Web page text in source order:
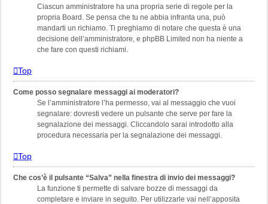
Ciascun amministratore ha una propria serie di regole per la
propria Board. Se pensa che tu ne abbia infranta una, può
mandarti un richiamo. Ti preghiamo di notare che questa è una
decisione dell’amministratore, e phpBB Limited non ha niente a
che fare con questi richiami.
Top
Come posso segnalare messaggi ai moderatori?
Se l’amministratore l’ha permesso, vai al messaggio che vuoi
segnalare: dovresti vedere un pulsante che serve per fare la
segnalazione dei messaggi. Cliccandolo sarai introdotto alla
procedura necessaria per la segnalazione dei messaggi.
Top
Che cos’è il pulsante “Salva” nella finestra di invio dei messaggi?
La funzione ti permette di salvare bozze di messaggi da
completare e inviare in seguito. Per utilizzarle vai nell’apposita